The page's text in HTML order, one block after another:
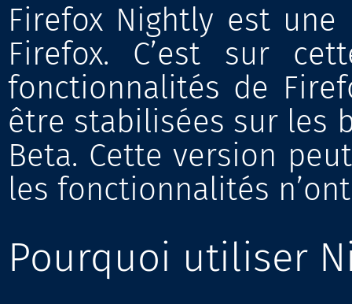
Firefox Nightly est
Firefox. C’est sur
fonctionnalités de
être stabilisées sur les
Beta. Cette version
les fonctionnalités
Pourquoi utiliser